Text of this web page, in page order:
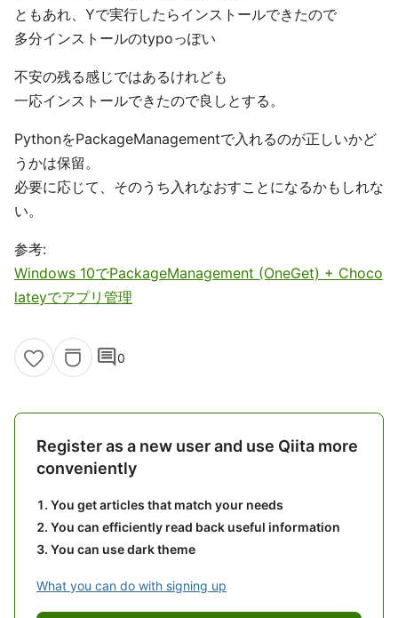
ともあれ、Yで実行したらインストールできたので
多分インストールのtypoっぽい
不安の残る感じではあるけれども
一応インストールできたので良しとする。
PythonをPackageManagementで入れるのが正しいかど
うかは保留。
必要に応じて、そのうち入れなおすことになるかもしれな
い。
参考:
Windows 10でPackageManagement (OneGet) + Choco
lateyでアプリ管理
comment0
Register as a new user and use Qiita more
conveniently
You get articles that match your needs
You can efficiently read back useful information
You can use dark theme
What you can do with signing up